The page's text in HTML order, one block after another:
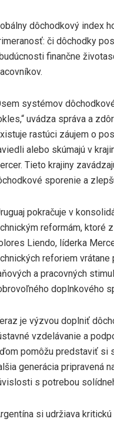
dôchodkový index
či dôchodky
finančne
systémov
uvádza správa a
rastúci záujem o
alebo skúmajú v
Tieto krajiny
sporenie a
pokračuje v
reformám, ktoré
Liendo, líderka
reforiem vrátane
a pracovných
doplnkového
je výzvou doplniť
vzdelávanie a
pomôžu predstaviť si
generácia pripravená
s potrebou
si udržiava